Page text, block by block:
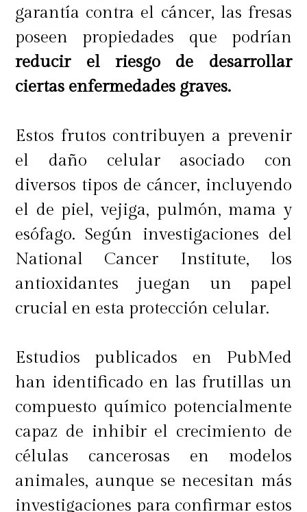
garantía contra el cáncer, las fresas
poseen propiedades que podrían
reducir el riesgo de desarrollar
ciertas enfermedades graves.
Estos frutos contribuyen a prevenir
el daño celular asociado con
diversos tipos de cáncer, incluyendo
el de piel, vejiga, pulmón, mama y
esófago. Según investigaciones del
National Cancer Institute, los
antioxidantes juegan un papel
crucial en esta protección celular.
Estudios publicados en PubMed
han identificado en las frutillas un
compuesto químico potencialmente
capaz de inhibir el crecimiento de
células cancerosas en modelos
animales, aunque se necesitan más
investigaciones para confirmar estos